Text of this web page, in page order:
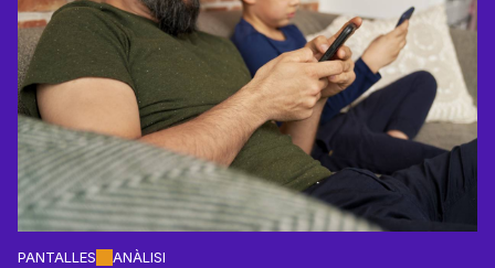
PANTALLES ANÀLISI